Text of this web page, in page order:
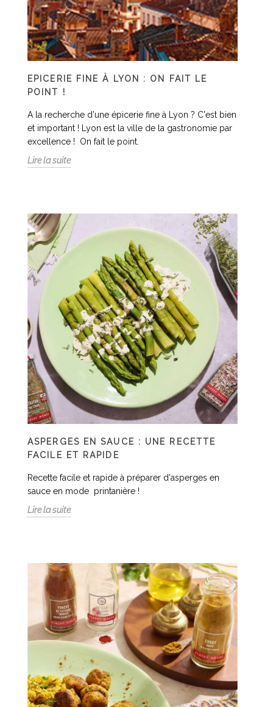
EPICERIE FINE À LYON : ON FAIT LE
POINT !
A la recherche d'une épicerie fine à Lyon ? C'est bien
et important ! Lyon est la ville de la gastronomie par
excellence ! On fait le point.
Lire la suite
ASPERGES EN SAUCE : UNE RECETTE
FACILE ET RAPIDE
Recette facile et rapide à préparer d'asperges en
sauce en mode printanière !
Lire la suite